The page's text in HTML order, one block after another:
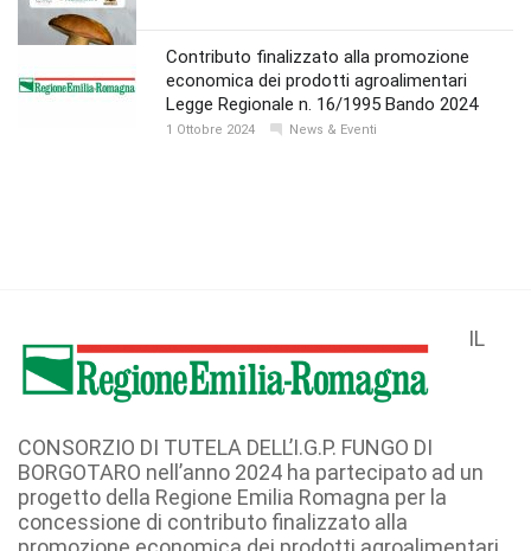
Contributo finalizzato alla promozione
economica dei prodotti agroalimentari
Legge Regionale n. 16/1995 Bando 2024
1 Ottobre 2024 News & Eventi
IL
CONSORZIO DI TUTELA DELL’I.G.P. FUNGO DI
BORGOTARO nell’anno 2024 ha partecipato ad un
progetto della Regione Emilia Romagna per la
concessione di contributo finalizzato alla